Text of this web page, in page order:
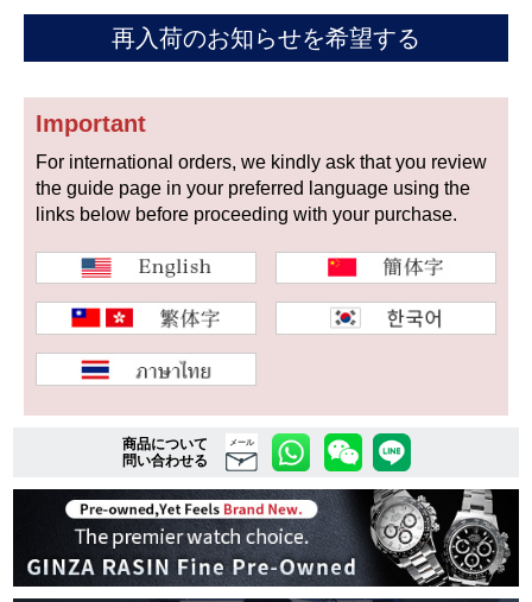
コンスタンタン
商品の状態から探す
新品 未使用品
中古品 アンティーク品
WEB限定品
複数条件で商品を絞り込む
詳細検索はこちら
再入荷のお知らせを希望する
Important
For international orders, we kindly ask that you review
the guide page in your preferred language using the
links below before proceeding with your purchase.
商品について
問い合わせる
メール